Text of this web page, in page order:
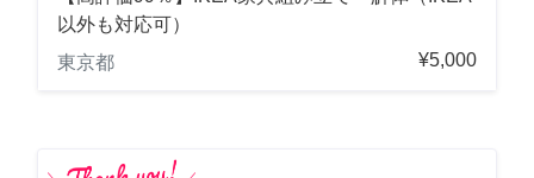
以外も対応可）
東京都
¥5,000